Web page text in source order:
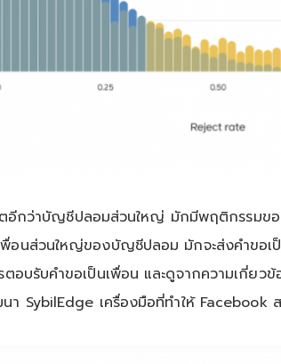
บัญชีปลอมส่วนใหญ่ มักมีพฤติกรรมของก
อนส่วนใหญ่ของบัญชีปลอม มักจะส่งคำขอเ
อบรับคำขอเป็นเพื่อน และดูจากความเกี่ย
า SybilEdge เครื่องมือที่ทำให้